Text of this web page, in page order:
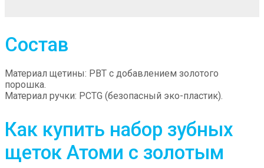
Состав
Материал щетины: PBT с добавлением золотого
порошка.
Материал ручки: PCTG (безопасный эко-пластик).
Как купить набор зубных
щеток Атоми с золотым